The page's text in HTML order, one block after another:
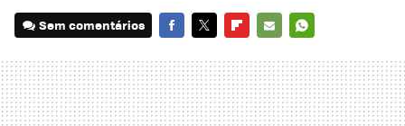
Sem comentários
MAIL